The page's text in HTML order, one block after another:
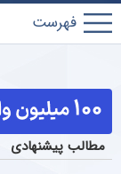
پارس
فوتبال
مطالب پیشنهادی